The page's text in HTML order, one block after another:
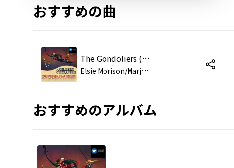
おすすめの曲
The Gondoliers (or, The King of Barataria) (1987 Remastered Version), Act II: Here we are, at the risk of our lives (Chorus, Gianetta, Tessa, Marco, Giuseppe)
E
lsie Morison/Marjorie Thomas/Richard Lewis/John Cameron/Glyndebourne Chorus/Pro Arte Orchestra/Sir Malcolm Sargent
おすすめのアルバム